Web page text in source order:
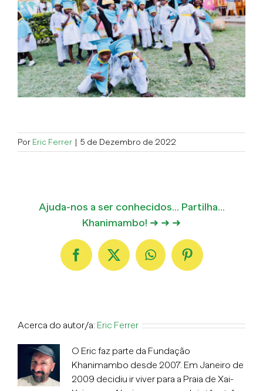
Por Eric Ferrer | 5 de Dezembro de 2022
Ajuda-nos a ser conhecidos... Partilha...
Khanimambo! ➜ ➜ ➜
Facebook
X WhatsAppPinterest
Acerca do autor/a: Eric Ferrer
O Eric faz parte da Fundação
Khanimambo desde 2007. Em Janeiro de
2009 decidiu ir viver para a Praia de Xai-